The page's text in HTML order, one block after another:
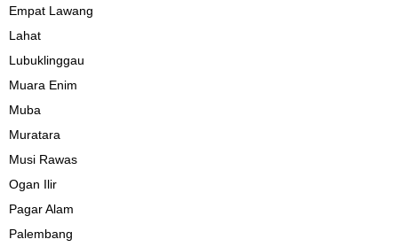
Empat Lawang
Lahat
Lubuklinggau
Muara Enim
Muba
Muratara
Musi Rawas
Ogan Ilir
Pagar Alam
Palembang